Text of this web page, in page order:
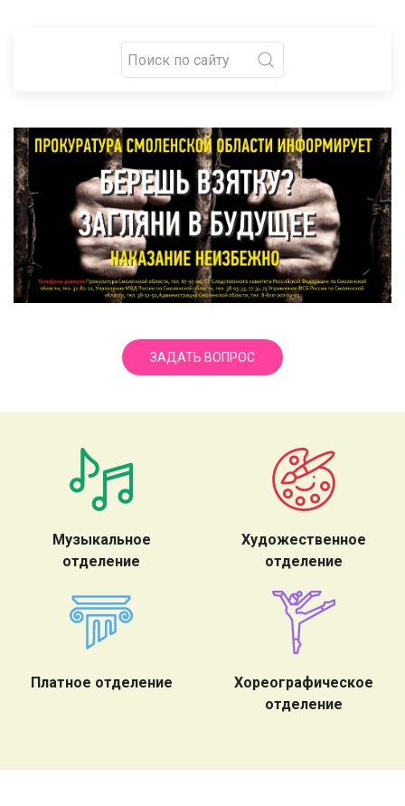
ЗАДАТЬ ВОПРОС
Музыкальное
отделение
Художественное
отделение
Платное отделение
Хореографическое
отделение